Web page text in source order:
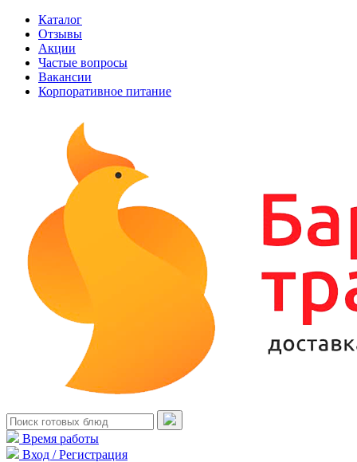
Каталог
Отзывы
Акции
Частые вопросы
Вакансии
Корпоративное питание
Время работы
Вход / Регистрация